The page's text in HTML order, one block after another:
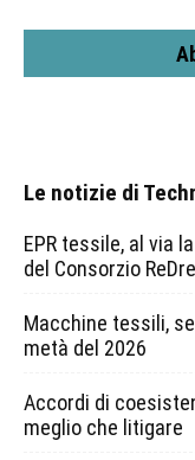
Le notizie di
EPR tessile, al via
del Consorzio
Macchine tessili,
metà del 2026
Accordi di
meglio che litigare